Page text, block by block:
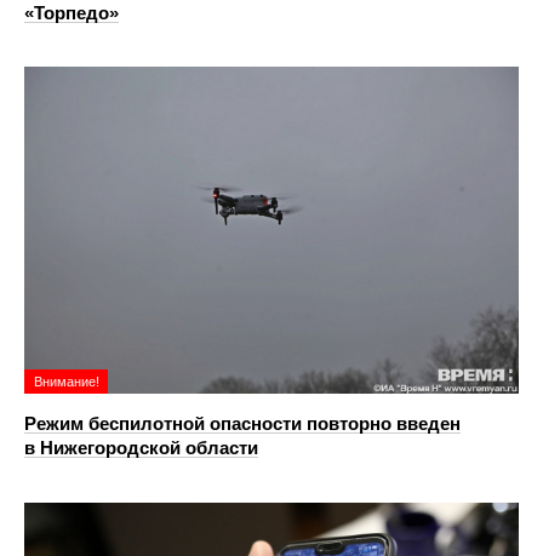
«Торпедо»
Внимание!
Режим беспилотной опасности повторно введен
в Нижегородской области